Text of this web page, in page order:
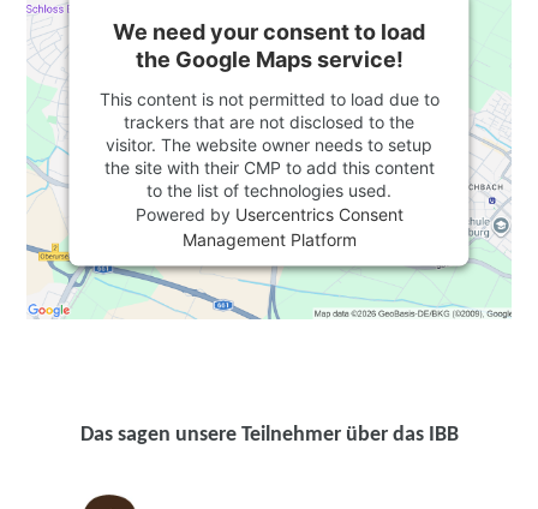
We need your consent to load
the Google Maps service!
This content is not permitted to load due to
trackers that are not disclosed to the
visitor. The website owner needs to setup
the site with their CMP to add this content
to the list of technologies used.
Powered by Usercentrics Consent
Management Platform
Das sagen unsere Teilnehmer über das IBB